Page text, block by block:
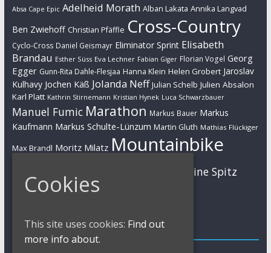
Absa Cape Epic Adelheid Morath Alban Lakata Annika Langvad
Ben Zwiehoff Christian Pfäffle Cross-Country
Cyclo-Cross Daniel Geismayr Eliminator Sprint Elisabeth
Brandau Esther Süss Eva Lechner Fabian Giger Florian Vogel Georg
Egger Gunn-Rita Dahle-Flesjaa Hanna Klein Helen Grobert Jaroslav
Kulhavy Jochen Käß Jolanda Neff Julian Schelb Julien Absalon
Karl Platt Kathrin Stirnemann Kristian Hynek Luca Schwarzbauer
Manuel Fumic Marathon Markus Bauer Markus
Kaufmann Markus Schulte-Lünzum Martin Gluth Mathias Flückiger
Max Brandl Moritz Milatz Mountainbike
Sabine Spitz
Simon Stiebjahn UCI
Impressum
Cookies
This site uses cookies: Find out
more info about.